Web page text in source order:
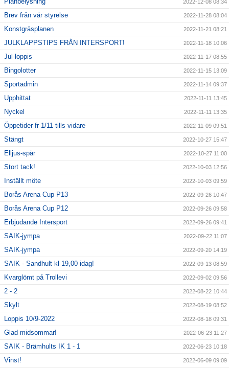
2022-12-08 08:34
Brev från vår styrelse 2022-11-28 08:04
Konstgräsplanen 2022-11-21 08:21
JULKLAPPSTIPS FRÅN INTERSPORT! 2022-11-18 10:06
Jul-loppis 2022-11-17 08:55
Bingolotter 2022-11-15 13:09
Sportadmin 2022-11-14 09:37
Upphittat 2022-11-11 13:45
Nyckel 2022-11-11 13:35
Öppetider fr 1/11 tills vidare 2022-11-09 09:51
Stängt 2022-10-27 15:47
Elljus-spår 2022-10-27 11:00
Stort tack! 2022-10-03 12:56
Inställt möte 2022-10-03 09:59
Borås Arena Cup P13 2022-09-26 10:47
Borås Arena Cup P12 2022-09-26 09:58
Erbjudande Intersport 2022-09-26 09:41
SAIK-jympa 2022-09-22 11:07
SAIK-jympa 2022-09-20 14:19
SAIK - Sandhult kl 19,00 idag! 2022-09-13 08:59
Kvarglömt på Trollevi 2022-09-02 09:56
2 - 2 2022-08-22 10:44
Skylt 2022-08-19 08:52
Loppis 10/9-2022 2022-08-18 09:31
Glad midsommar! 2022-06-23 11:27
SAIK - Brämhults IK 1 - 1 2022-06-23 10:18
Vinst! 2022-06-09 09:09